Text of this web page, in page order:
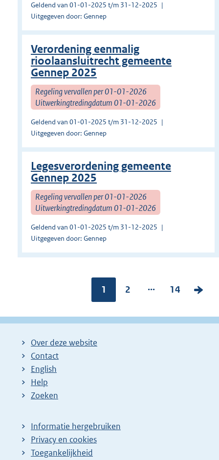
Geldend van 01-01-2025 t/m 31-12-2025
Uitgegeven door: Gennep
Verordening eenmalig
rioolaansluitrecht gemeente
Gennep 2025
Regeling vervallen per 01-01-2026
Uitwerkingtredingdatum 01-01-2026
Geldend van 01-01-2025 t/m 31-12-2025
Uitgegeven door: Gennep
Legesverordening gemeente
Gennep 2025
Regeling vervallen per 01-01-2026
Uitwerkingtredingdatum 01-01-2026
Geldend van 01-01-2025 t/m 31-12-2025
Uitgegeven door: Gennep
Pagina:
1
P
g
2 ...
P
g
14
V
l
Over deze website
Contact
English
Help
Zoeken
Informatie hergebruiken
Privacy en cookies
Toegankelijkheid